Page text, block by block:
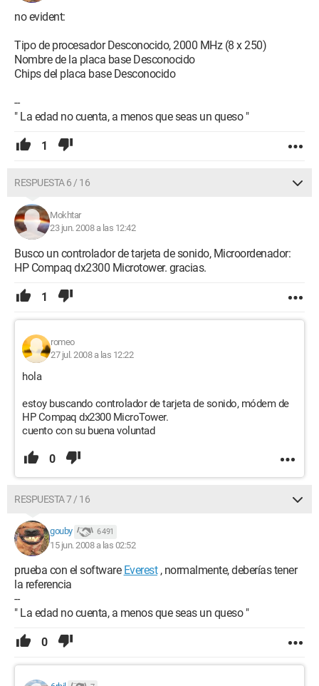
no evident:
Tipo de procesador Desconocido, 2000 MHz (8 x 250)
Nombre de la placa base Desconocido
Chips del placa base Desconocido
--
" La edad no cuenta, a menos que seas un queso "
1
RESPUESTA 6 / 16
Mokhtar
23 jun. 2008 a las 12:42
Busco un controlador de tarjeta de sonido, Microordenador:
HP Compaq dx2300 Microtower. gracias.
1
romeo
27 jul. 2008 a las 12:22
hola
estoy buscando controlador de tarjeta de sonido, módem de
HP Compaq dx2300 MicroTower.
cuento con su buena voluntad
0
RESPUESTA 7 / 16
gouby 6 491
15 jun. 2008 a las 02:52
prueba con el software Everest, normalmente, deberías tener
la referencia
--
" La edad no cuenta, a menos que seas un queso "
0